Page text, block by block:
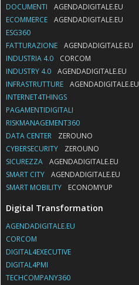
DOCUMENTI
AGENDADIGITALE.EU
ECOMMERCE
AGENDADIGITALE.EU
ESG360
FATTURAZIONE
AGENDADIGITALE.EU
INDUSTRIA 4.0
CORCOM
INDUSTRY 4.0
AGENDADIGITALE.EU
INFRASTRUTTURE
AGENDADIGITALE.EU
INTERNET4THINGS
PAGAMENTIDIGITALI
RISKMANAGEMENT360
DATA CENTER
ZEROUNO
CYBERSECURITY
ZEROUNO
SICUREZZA
AGENDADIGITALE.EU
SMART CITY
AGENDADIGITALE.EU
SMART MOBILITY
ECONOMYUP
Digital Transformation
AGENDADIGITALE.EU
CORCOM
DIGITAL4EXECUTIVE
DIGITAL4PMI
TECHCOMPANY360